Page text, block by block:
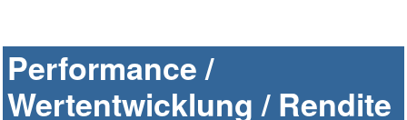
Performance /
Wertentwicklung / Rendite